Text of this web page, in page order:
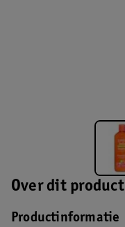
Over dit product
Productinformatie